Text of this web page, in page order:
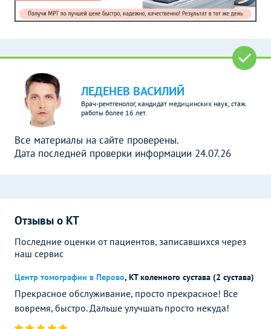
ЛЕДЕНЕВ ВАСИЛИЙ
Врач-рентгенолог, кандидат медицинских наук, стаж
работы более 16 лет.
Все материалы на сайте проверены.
Дата последней проверки информации 24.07.26
Отзывы о КТ
Последние оценки от пациентов, записавшихся через
наш сервис
Центр томографии в Перово, КТ коленного сустава (2 сустава)
Прекрасное обслуживание, просто прекрасное! Все
вовремя, быстро. Дальше улучшать просто некуда!